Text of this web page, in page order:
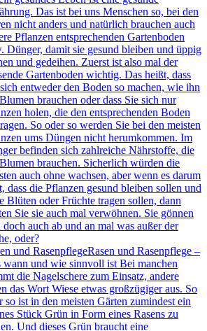
Das ist bei uns Menschen so, bei den
nicht anders und natürlich brauchen auch
Pflanzen entsprechenden Gartenboden
Dünger, damit sie gesund bleiben und üppig
und gedeihen. Zuerst ist also mal der
Gartenboden wichtig. Das heißt, dass
entweder den Boden so machen, wie ihn
brauchen oder dass Sie sich nur
holen, die den entsprechenden Boden
So oder so werden Sie bei den meisten
ums Düngen nicht herumkommen. Im
befinden sich zahlreiche Nährstoffe, die
brauchen. Sicherlich würden die
auch ohne wachsen, aber wenn es darum
dass die Pflanzen gesund bleiben sollen und
Blüten oder Früchte tragen sollen, dann
Sie sie auch mal verwöhnen. Sie gönnen
doch auch ab und an mal was außer der
oder?
und RasenpflegeRasen und Rasenpflege –
wann und wie sinnvoll ist Bei manchen
die Nagelschere zum Einsatz, andere
das Wort Wiese etwas großzügiger aus. So
so ist in den meisten Gärten zumindest ein
Stück Grün in Form eines Rasens zu
Und dieses Grün braucht eine